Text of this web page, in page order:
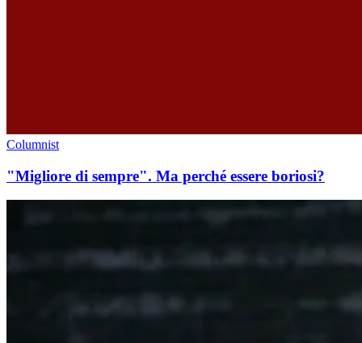
Columnist
"Migliore di sempre". Ma perché essere boriosi?